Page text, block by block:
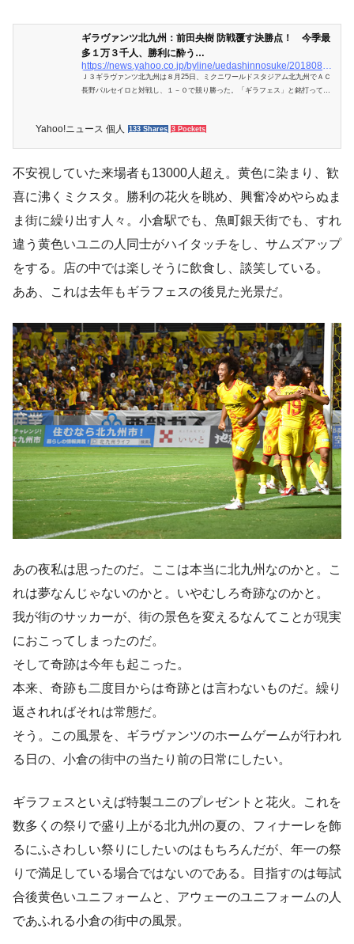
ギラヴァンツ北九州：前田央樹 防戦覆す決勝点！ 今季最
多１万３千人、勝利に酔う…
https://news.yahoo.co.jp/byline/uedashinnosuke/20180826-00094523/
Ｊ３ギラヴァンツ北九州は８月25日、ミクニワールドスタジアム北九州でＡＣ
長野パルセイロと対戦し、１－０で競り勝った。「ギラフェス」と銘打ってさ
Yahoo!ニュース 個人 133 Shares 3 Pockets
不安視していた来場者も13000人超え。黄色に染まり、歓
喜に沸くミクスタ。勝利の花火を眺め、興奮冷めやらぬま
ま街に繰り出す人々。小倉駅でも、魚町銀天街でも、すれ
違う黄色いユニの人同士がハイタッチをし、サムズアップ
をする。店の中では楽しそうに飲食し、談笑している。
ああ、これは去年もギラフェスの後見た光景だ。
あの夜私は思ったのだ。ここは本当に北九州なのかと。こ
れは夢なんじゃないのかと。いやむしろ奇跡なのかと。
我が街のサッカーが、街の景色を変えるなんてことが現実
におこってしまったのだ。
そして奇跡は今年も起こった。
本来、奇跡も二度目からは奇跡とは言わないものだ。繰り
返されればそれは常態だ。
そう。この風景を、ギラヴァンツのホームゲームが行われ
る日の、小倉の街中の当たり前の日常にしたい。
ギラフェスといえば特製ユニのプレゼントと花火。これを
数多くの祭りで盛り上がる北九州の夏の、フィナーレを飾
るにふさわしい祭りにしたいのはもちろんだが、年一の祭
りで満足している場合ではないのである。目指すのは毎試
合後黄色いユニフォームと、アウェーのユニフォームの人
であふれる小倉の街中の風景。